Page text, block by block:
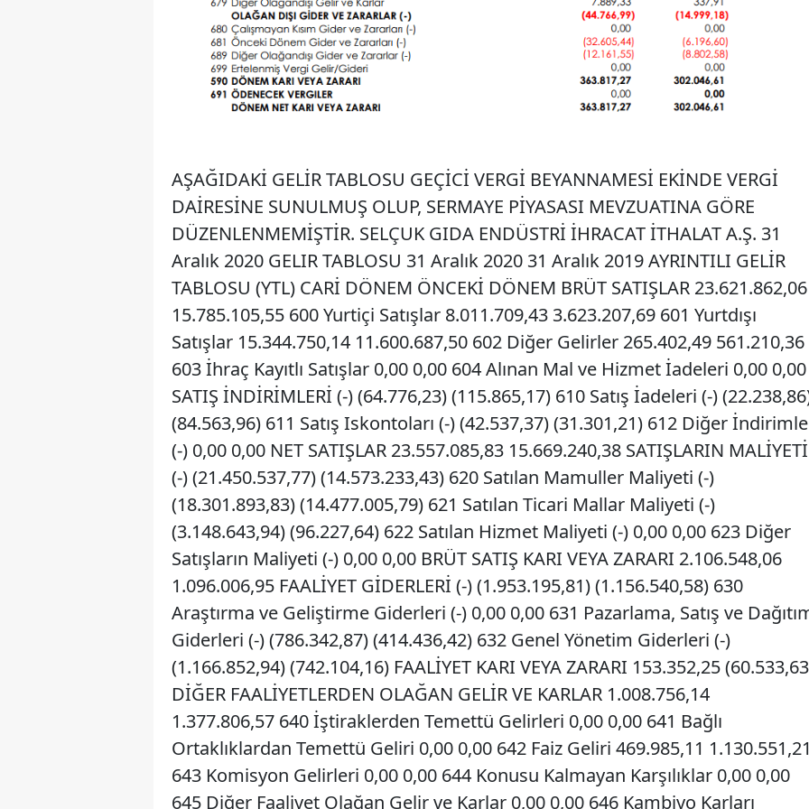
AŞAĞIDAKİ GELİR TABLOSU GEÇİCİ VERGİ BEYANNAMESİ EKİNDE VERGİ
DAİRESİNE SUNULMUŞ OLUP, SERMAYE PİYASASI MEVZUATINA GÖRE
DÜZENLENMEMİŞTİR. SELÇUK GIDA ENDÜSTRİ İHRACAT İTHALAT A.Ş. 31
Aralık 2020 GELIR TABLOSU 31 Aralık 2020 31 Aralık 2019 AYRINTILI GELİR
TABLOSU (YTL) CARİ DÖNEM ÖNCEKİ DÖNEM BRÜT SATIŞLAR 23.621.862,06
15.785.105,55 600 Yurtiçi Satışlar 8.011.709,43 3.623.207,69 601 Yurtdışı
Satışlar 15.344.750,14 11.600.687,50 602 Diğer Gelirler 265.402,49 561.210,36
603 İhraç Kayıtlı Satışlar 0,00 0,00 604 Alınan Mal ve Hizmet İadeleri 0,00 0,00
SATIŞ İNDİRİMLERİ (-) (64.776,23) (115.865,17) 610 Satış İadeleri (-)
(84.563,96) 611 Satış Iskontoları (-) (42.537,37) (31.301,21) 612 Diğer
(-) 0,00 0,00 NET SATIŞLAR 23.557.085,83 15.669.240,38 SATIŞLARIN MALİYETİ
(-) (21.450.537,77) (14.573.233,43) 620 Satılan Mamuller Maliyeti (-)
(18.301.893,83) (14.477.005,79) 621 Satılan Ticari Mallar Maliyeti (-)
(3.148.643,94) (96.227,64) 622 Satılan Hizmet Maliyeti (-) 0,00 0,00 623 Diğer
Satışların Maliyeti (-) 0,00 0,00 BRÜT SATIŞ KARI VEYA ZARARI 2.106.548,06
1.096.006,95 FAALİYET GİDERLERİ (-) (1.953.195,81) (1.156.540,58) 630
Araştırma ve Geliştirme Giderleri (-) 0,00 0,00 631 Pazarlama, Satış ve
Giderleri (-) (786.342,87) (414.436,42) 632 Genel Yönetim Giderleri (-)
(1.166.852,94) (742.104,16) FAALİYET KARI VEYA ZARARI 153.352,25
DİĞER FAALİYETLERDEN OLAĞAN GELİR VE KARLAR 1.008.756,14
1.377.806,57 640 İştiraklerden Temettü Gelirleri 0,00 0,00 641 Bağlı
Ortaklıklardan Temettü Geliri 0,00 0,00 642 Faiz Geliri 469.985,11
643 Komisyon Gelirleri 0,00 0,00 644 Konusu Kalmayan Karşılıklar 0,00 0,00
645 Diğer Faaliyet Olağan Gelir ve Karlar 0,00 0,00 646 Kambiyo Karları